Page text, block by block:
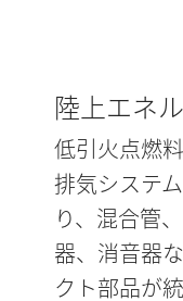
陸上エネ
低引火点燃
排気システ
り、混合管
器、消音器
クト部品が